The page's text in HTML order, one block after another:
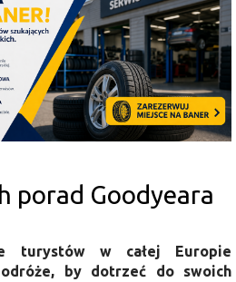
porad Goodyeara
turystów w całej Europie
by dotrzeć do swoich